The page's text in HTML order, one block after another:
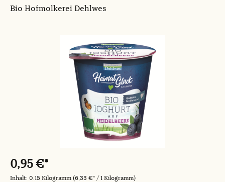
Bio Hofmolkerei Dehlwes
0,95 €*
Inhalt: 0.15 Kilogramm (6,33 €* / 1 Kilogramm)